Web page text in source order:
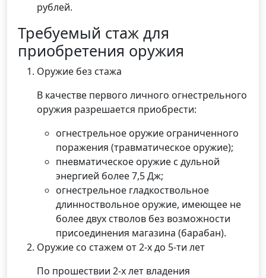
рублей.
Требуемый стаж для
приобретения оружия
Оружие без стажа
В качестве первого личного огнестрельного
оружия разрешается приобрести:
огнестрельное оружие ограниченного
поражения (травматическое оружие);
пневматическое оружие с дульной
энергией более 7,5 Дж;
огнестрельное гладкоствольное
длинноствольное оружие, имеющее не
более двух стволов без возможности
присоединения магазина (барабан).
Оружие со стажем от 2-х до 5-ти лет
По прошествии 2-х лет владения